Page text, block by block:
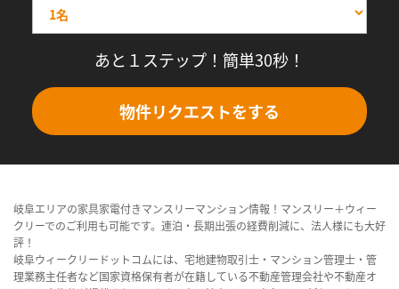
あと１ステップ！簡単30秒！
物件リクエストをする
岐阜エリアの家具家電付きマンスリーマンション情報！マンスリー＋ウィー
クリーでのご利用も可能です。連泊・長期出張の経費削減に、法人様にも大好
評！
岐阜ウィークリードットコムには、宅地建物取引士・マンション管理士・管
理業務主任者など国家資格保有者が在籍している不動産管理会社や不動産オ